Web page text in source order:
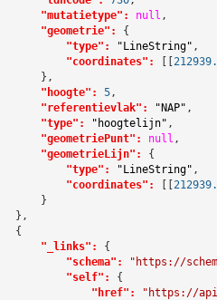
"mutatietype":
null ,
"geometrie":
{
"type":
"LineString" ,
"coordinates":
[[
},
"hoogte":
5,
"referentievlak":
"NAP" ,
"type":
"hoogtelijn" ,
"geometriePunt":
null ,
"geometrieLijn":
{
"type":
"LineString" ,
"coordinates":
[[
}
},
{
"_links":
{
"schema":
"https://
"self":
{
"href":
"https://